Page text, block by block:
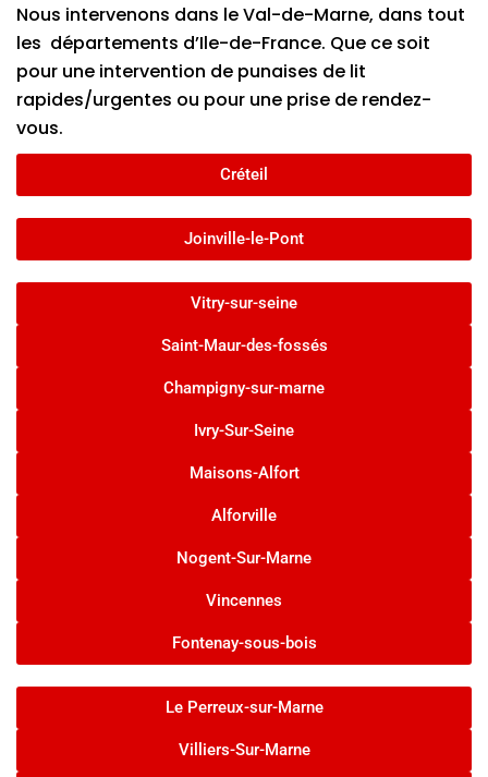
Nous intervenons dans le Val-de-Marne, dans tout
les départements d’Ile-de-France. Que ce soit
pour une intervention de punaises de lit
rapides/urgentes ou pour une prise de rendez-
vous.
Créteil
Joinville-le-Pont
Vitry-sur-seine
Saint-Maur-des-fossés
Champigny-sur-marne
Ivry-Sur-Seine
Maisons-Alfort
Alforville
Nogent-Sur-Marne
Vincennes
Fontenay-sous-bois
Le Perreux-sur-Marne
Villiers-Sur-Marne